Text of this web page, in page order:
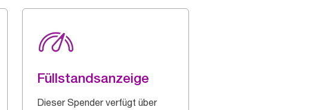
Füllstandsanzeige
Dieser Spender verfügt über